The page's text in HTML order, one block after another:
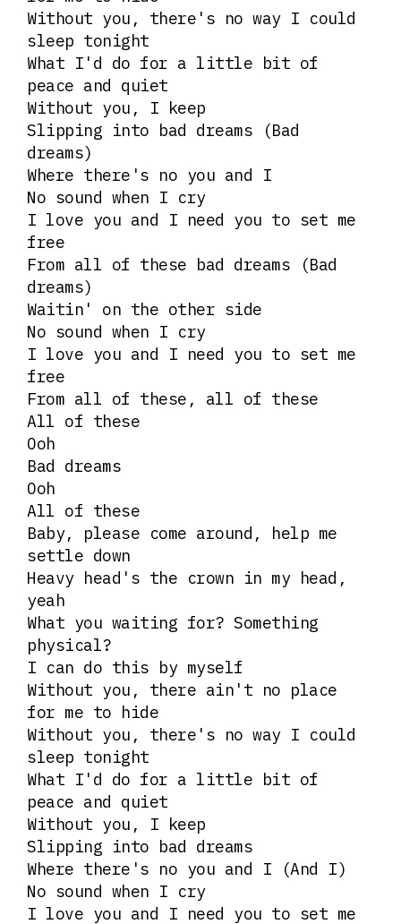
Without you, there's no way I could
sleep tonight
What I'd do for a little bit of
peace and quiet
Without you, I keep
Slipping into bad dreams (Bad
dreams)
Where there's no you and I
No sound when I cry
I love you and I need you to set me
free
From all of these bad dreams (Bad
dreams)
Waitin' on the other side
No sound when I cry
I love you and I need you to set me
free
From all of these, all of these
All of these
Ooh
Bad dreams
Ooh
All of these
Baby, please come around, help me
settle down
Heavy head's the crown in my head,
yeah
What you waiting for? Something
physical?
I can do this by myself
Without you, there ain't no place
for me to hide
Without you, there's no way I could
sleep tonight
What I'd do for a little bit of
peace and quiet
Without you, I keep
Slipping into bad dreams
Where there's no you and I (And I)
No sound when I cry
I love you and I need you to set me